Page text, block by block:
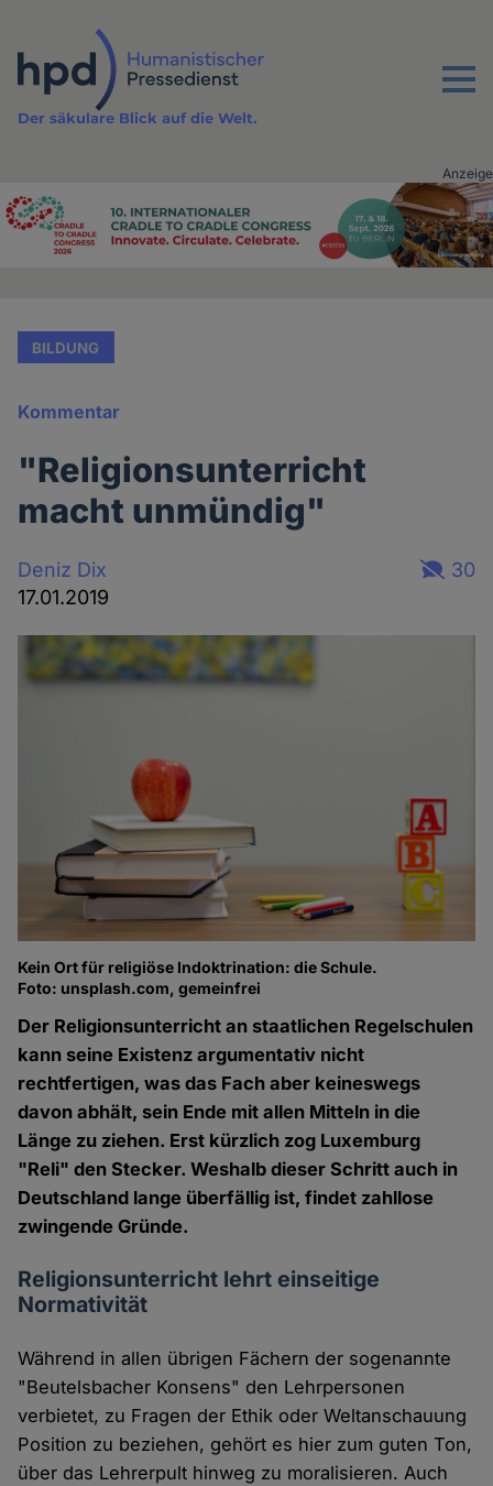
Inhalt
Menu
Der säkulare Blick auf die Welt.
Advertising
Anzeige
BILDUNG
Kommentar
"Religionsunterricht
macht unmündig"
Deniz Dix
17.01.2019
30
Kein Ort für religiöse Indoktrination: die Schule.
Foto: unsplash.com, gemeinfrei
Der Religionsunterricht an staatlichen Regelschulen
kann seine Existenz argumentativ nicht
rechtfertigen, was das Fach aber keineswegs
davon abhält, sein Ende mit allen Mitteln in die
Länge zu ziehen. Erst kürzlich zog Luxemburg
"Reli" den Stecker. Weshalb dieser Schritt auch in
Deutschland lange überfällig ist, findet zahllose
zwingende Gründe.
Religionsunterricht lehrt einseitige
Normativität
Während in allen übrigen Fächern der sogenannte
"Beutelsbacher Konsens" den Lehrpersonen
verbietet, zu Fragen der Ethik oder Weltanschauung
Position zu beziehen, gehört es hier zum guten Ton,
über das Lehrerpult hinweg zu moralisieren. Auch